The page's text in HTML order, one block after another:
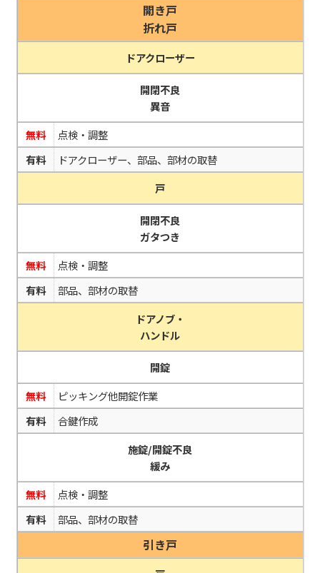
開き戸
折れ戸
ドアクローザー
開閉不良
異音
無料
点検・調整
有料
ドアクローザー、部品、部材の取替
戸
開閉不良
ガタつき
無料
点検・調整
有料
部品、部材の取替
ドアノブ・
ハンドル
開錠
無料
ピッキング他開錠作業
有料
合鍵作成
施錠/開錠不良
緩み
無料
点検・調整
有料
部品、部材の取替
引き戸